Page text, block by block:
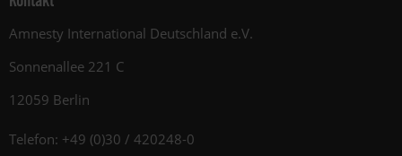
Amnesty International Deutschland e.V.
Sonnenallee 221 C
12059 Berlin
Telefon: +49 (0)30 / 420248-0